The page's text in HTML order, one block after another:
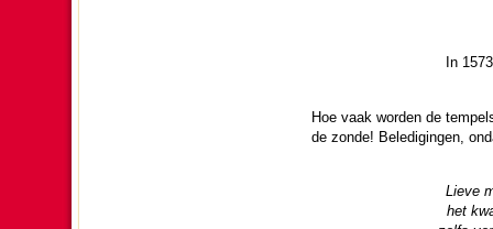
In
Hoe vaak wor­den de
de zonde! Bele­digingen,
Lieve
het